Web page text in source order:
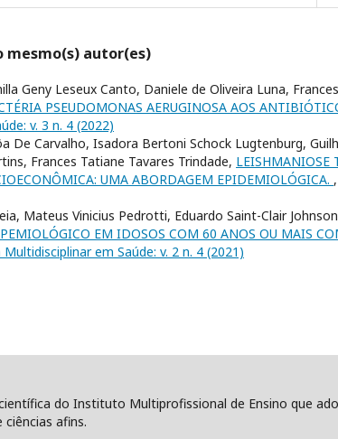
mesmo(s) autor(es)
Geny Leseux Canto, Daniele de Oliveira Luna,
PSEUDOMONAS AERUGINOSA AOS
v. 3 n. 4 (2022)
De Carvalho, Isadora Bertoni Schock Lugtenburg,
Frances Tatiane Tavares Trindade, LEISHMANIOSE
UMA ABORDAGEM EPIDEMIOLÓGICA. ,
Mateus Vinicius Pedrotti, Eduardo Saint-Clair
EM IDOSOS COM 60 ANOS OU MAIS
Multidisciplinar em Saúde: v. 2 n. 4 (2021)
do Instituto Multiprofissional de Ensino que
afins.